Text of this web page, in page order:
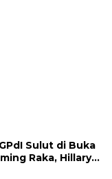
Sulut di Buka
Raka, Hillary